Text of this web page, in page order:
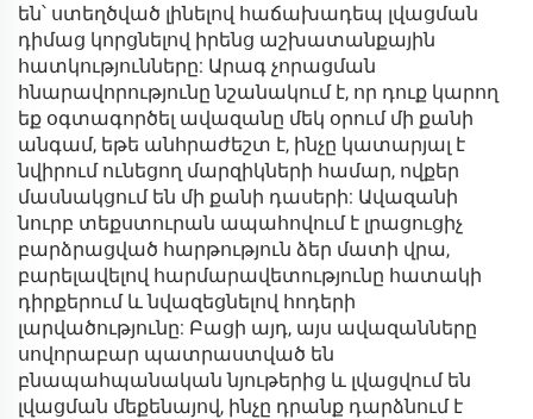
են՝ ստեղծված լինելով հաճախադեպ լվացման
դիմաց կորցնելով իրենց աշխատանքային
հատկությունները: Արագ չորացման
հնարավորությունը նշանակում է, որ դուք կարող
եք օգտագործել ավազանը մեկ օրում մի քանի
անգամ, եթե անհրաժեշտ է, ինչը կատարյալ է
նվիրում ունեցող մարզիկների համար, ովքեր
մասնակցում են մի քանի դասերի: Ավազանի
նուրբ տեքստուրան ապահովում է լրացուցիչ
բարձրացված հարթություն ձեր մատի վրա,
բարելավելով հարմարավետությունը հատակի
դիրքերում և նվազեցնելով հոդերի
լարվածությունը: Բացի այդ, այս ավազանները
սովորաբար պատրաստված են
բնապահպանական նյութերից և լվացվում են
լվացման մեքենայով, ինչը դրանք դարձնում է